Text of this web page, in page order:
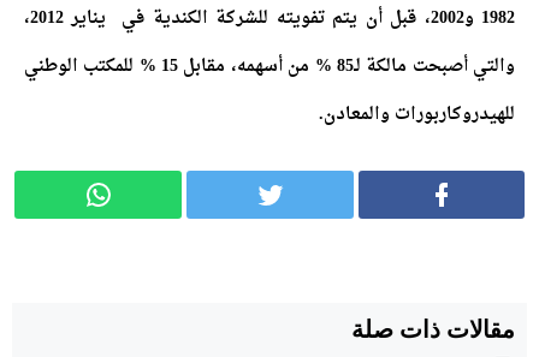
1982 و2002، قبل أن يتم تفويته للشركة الكندية في يناير 2012،
والتي أصبحت مالكة لـ85 % من أسهمه، مقابل 15 % للمكتب الوطني
للهيدروكاربورات والمعادن.
مقالات ذات صلة